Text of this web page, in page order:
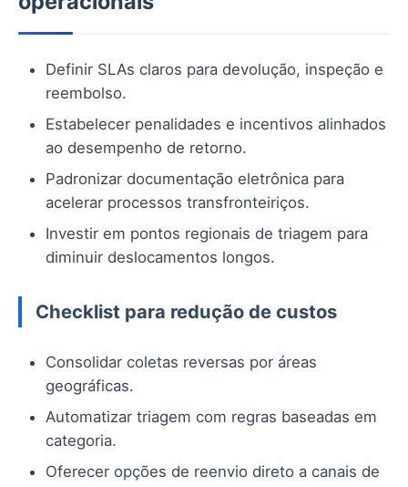
Definir SLAs claros para devolução, inspeção e
reembolso.
Estabelecer penalidades e incentivos alinhados
ao desempenho de retorno.
Padronizar documentação eletrônica para
acelerar processos transfronteiriços.
Investir em pontos regionais de triagem para
diminuir deslocamentos longos.
Checklist para redução de custos
Consolidar coletas reversas por áreas
geográficas.
Automatizar triagem com regras baseadas em
categoria.
Oferecer opções de reenvio direto a canais de